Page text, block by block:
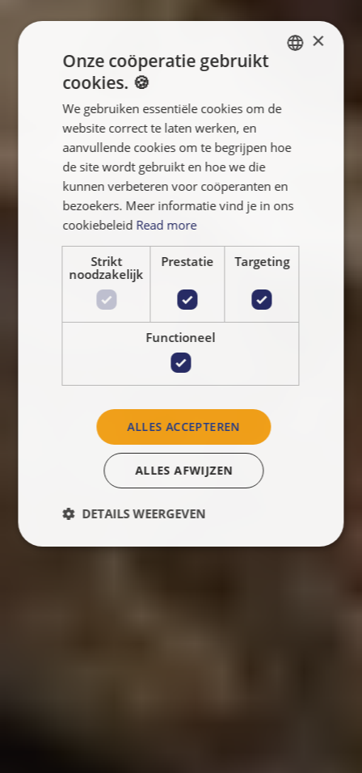
FRANÇAIS
×
Onze coöperatie gebruikt
cookies. 🍪
We gebruiken essentiële cookies om de
website correct te laten werken, en
aanvullende cookies om te begrijpen hoe
de site wordt gebruikt en hoe we die
kunnen verbeteren voor coöperanten en
bezoekers. Meer informatie vind je in ons
cookiebeleid Read more
Strikt
noodzakelijk
Prestatie Targeting
Functioneel
ALLES ACCEPTEREN
ALLES AFWIJZEN
DETAILS WEERGEVEN